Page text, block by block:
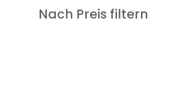
Nach Preis filtern